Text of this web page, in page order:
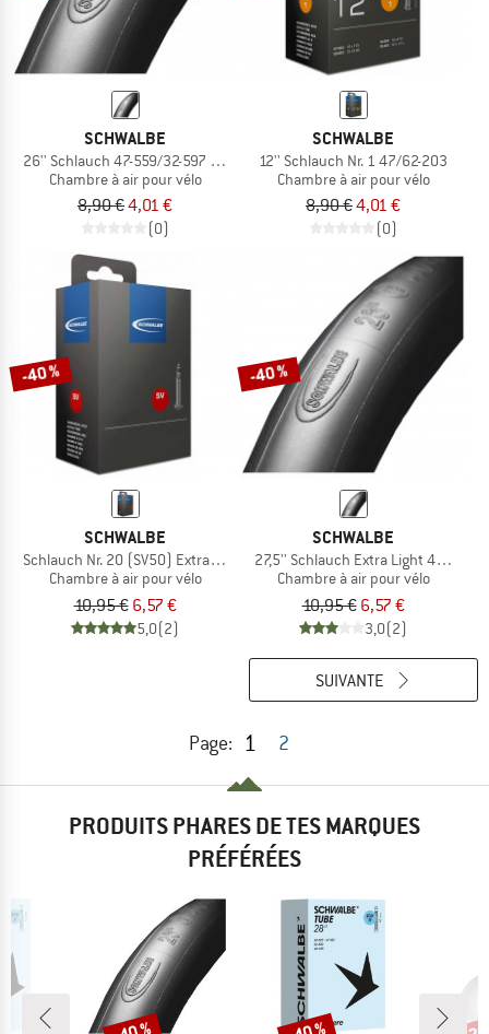
SCHWALBE
26'' Schlauch 47-559/32-597 DV 12
Chambre à air pour vélo
8,90 €4,01 €
(0)
SCHWALBE
12'' Schlauch Nr. 1 47/62-203
Chambre à air pour vélo
8,90 €4,01 €
(0)
-40 %
SCHWALBE
Schlauch Nr. 20 (SV50) Extra Light
Chambre à air pour vélo
10,95 € 6,57 €
5,0(2)
-40 %
SCHWALBE
27,5'' Schlauch Extra Light 40/62-
Chambre à air pour vélo
10,95 € 6,57 €
3,0(2)
Page: 1 2
SUIVANTE
PRODUITS PHARES DE TES MARQUES
PRÉFÉRÉES
Remise Remise